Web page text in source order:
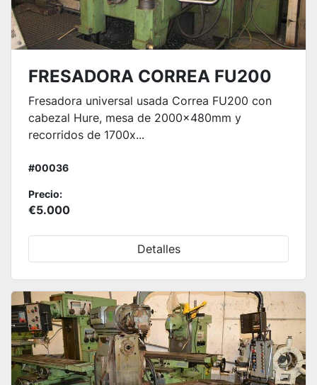
FRESADORA CORREA FU200
Fresadora universal usada Correa FU200 con
cabezal Hure, mesa de 2000x480mm y
recorridos de 1700x...
#00036
Precio:
€5.000
Detalles